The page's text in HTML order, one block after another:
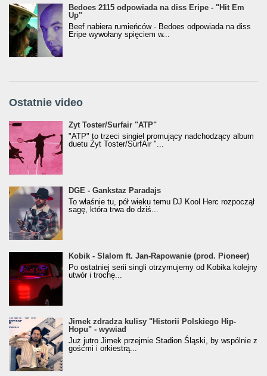
Bedoes 2115 odpowiada na diss Eripe - "Hit Em
Up"
Beef nabiera rumieńców - Bedoes odpowiada na diss
Eripe wywołany spięciem w...
Ostatnie video
Żyt Toster/SurfAir - ATP VIDEO
Żyt Toster/Surfair "ATP"
"ATP" to trzeci singiel promujący nadchodzący album
duetu Żyt Toster/SurfAir "...
donGURALesko z nagrodą za
Klasyczny/Trueschoolowy Album Roku
(Popkillery 2023)
DGE - Gankstaz Paradajs
To właśnie tu, pół wieku temu DJ Kool Herc rozpoczął
sagę, która trwa do dziś...
Kobik - Slalom ft. Jan-Rapowanie (prod. Pioneer)
[Official Music Visualiser]
Kobik - Slalom ft. Jan-Rapowanie (prod. Pioneer)
Po ostatniej serii singli otrzymujemy od Kobika kolejny
utwór i trochę...
Jimek zdradza kulisy "Historii Polskiego Hip-
Hopu" - wywiad
Jimek zdradza kulisy "Historii Polskiego Hip-
Hopu" - wywiad
Już jutro Jimek przejmie Stadion Śląski, by wspólnie z
gośćmi i orkiestrą...